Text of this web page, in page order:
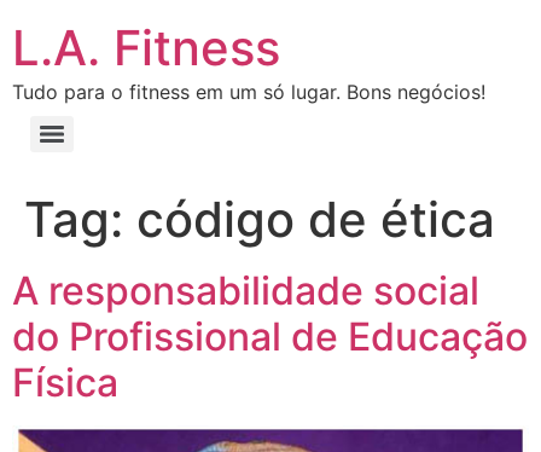
L.A. Fitness
Tudo para o fitness em um só lugar. Bons negócios!
Tag: código de ética
A responsabilidade social
do Profissional de Educação
Física